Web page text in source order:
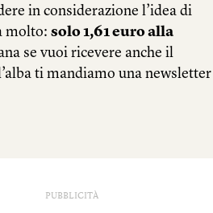
PUBBLICITÀ